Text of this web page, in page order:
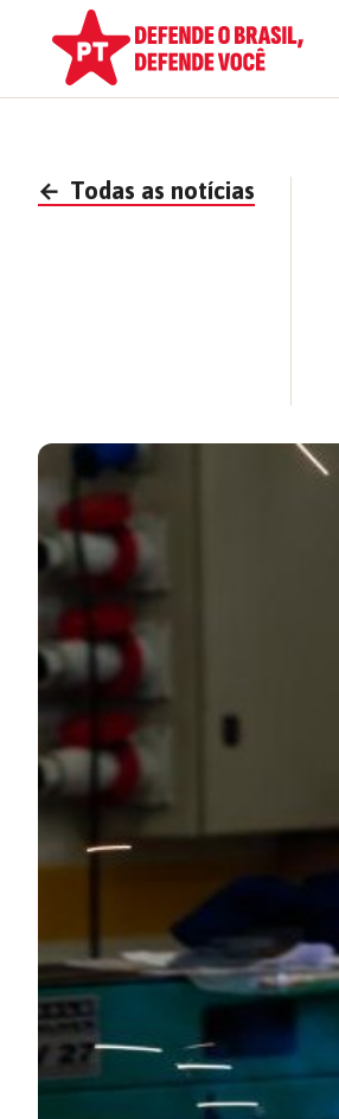
← Todas as notícias